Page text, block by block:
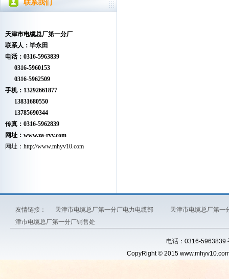
联系我们
天津市电缆总厂第一分厂
联系人：毕永田
电话：0316-5963839
0316-5960153
0316-5962509
手机：13292661877
13831680550
13785690344
传真：0316-5962839
网址：www.za-rvv.com
网址： http://www.mhyv10.com
友情链接： 天津市电缆总厂第一分厂电力电缆部
天津市电缆总厂第一
津市电缆总厂第一分厂销售处
电话：0316-5963839
CopyRight © 2015 www.